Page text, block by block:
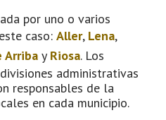
por uno o varios
caso: Aller, Lena,
Arriba y Riosa. Los
administrativas
responsables de la
en cada municipio.